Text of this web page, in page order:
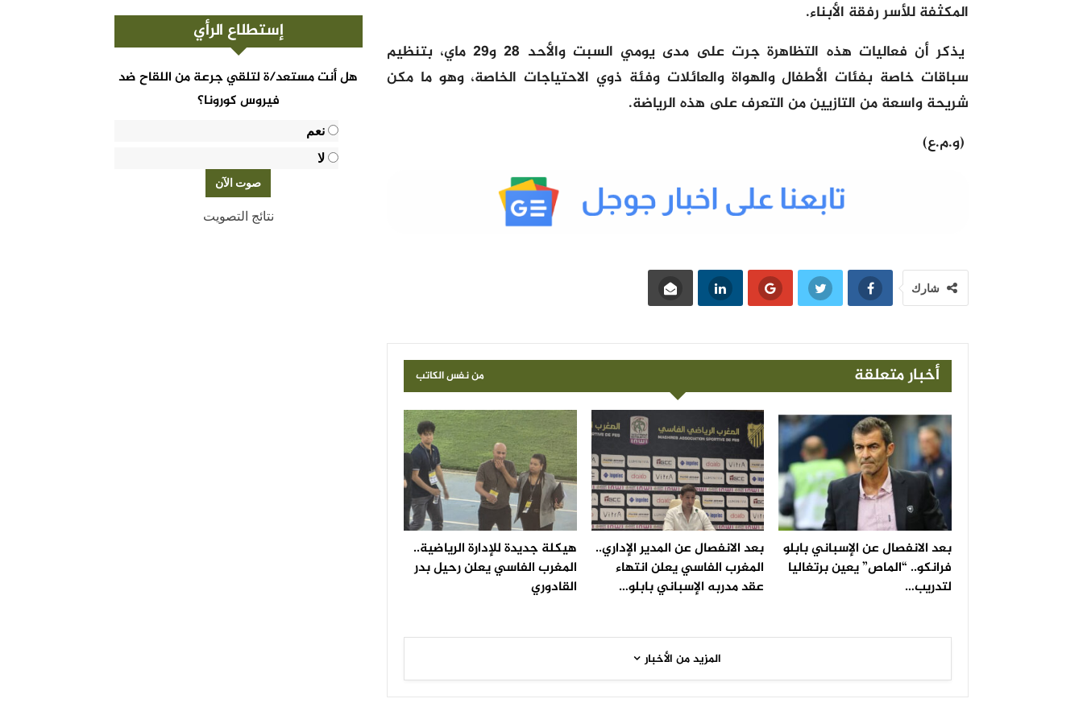
المكثفة للأسر رفقة الأبناء.
يذكر أن فعاليات هذه التظاهرة جرت على مدى يومي السبت والأحد 28 و29 ماي، بتنظيم
سباقات خاصة بفئات الأطفال والهواة والعائلات وفئة ذوي الاحتياجات الخاصة، وهو ما مكن
شريحة واسعة من التازيين من التعرف على هذه الرياضة.
(و.م.ع)
شارك
أخبار متعلقة من نفس الكاتب
بعد الانفصال عن الإسباني بابلو
فرانكو.. “الماص” يعين برتغاليا
لتدريب…
بعد الانفصال عن المدير الإداري..
المغرب الفاسي يعلن انتهاء
عقد مدربه الإسباني بابلو…
هيكلة جديدة للإدارة الرياضية..
المغرب الفاسي يعلن رحيل بدر
القادوري
المزيد من الأخبار
إستطلاع الرأي
هل أنت مستعد/ة لتلقي جرعة من اللقاح ضد
فيروس كورونا؟
نعم
لا
نتائج التصويت